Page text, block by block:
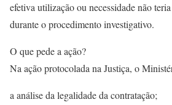
efetiva utilização ou necessidade não
durante o procedimento investigativo.
O que pede a ação?
Na ação protocolada na Justiça, o
a análise da legalidade da contratação;